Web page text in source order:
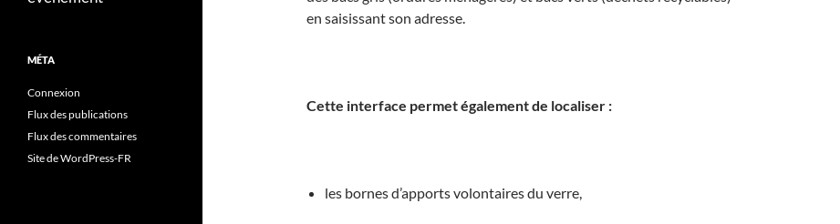
en saisissant son adresse.
Cette interface permet également de localiser :
les bornes d’apports volontaires du verre,
MÉTA
Connexion
Flux des publications
Flux des commentaires
Site de WordPress-FR